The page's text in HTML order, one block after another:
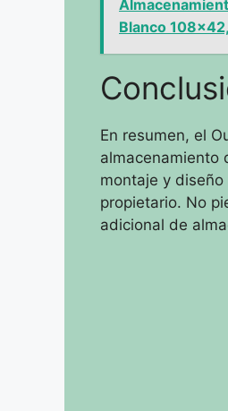
Blanco
En resumen, el
almacenamiento
montaje y
propietario. No
adicional de